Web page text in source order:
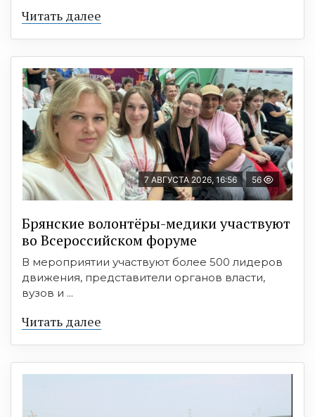
Читать далее
7 АВГУСТА 2026, 16:56 56
Брянские волонтёры-медики участвуют
во Всероссийском форуме
В мероприятии участвуют более 500 лидеров
движения, представители органов власти,
вузов и ...
Читать далее